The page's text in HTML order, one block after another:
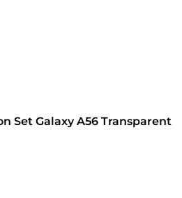
Set Galaxy A56 Transparent